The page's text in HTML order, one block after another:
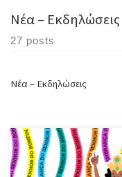
Νέα – Εκδηλώσεις
27 posts
Νέα – Εκδηλώσεις